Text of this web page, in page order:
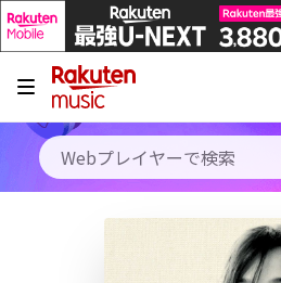
キャンペーン
料金プラン
使い方